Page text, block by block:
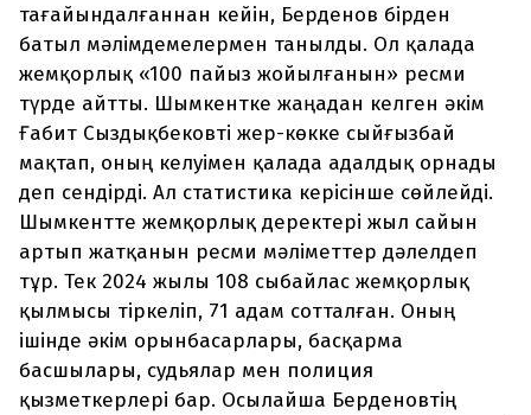
тағайындалғаннан кейін, Берденов бірден
батыл мәлімдемелермен танылды. Ол қалада
жемқорлық «100 пайыз жойылғанын» ресми
түрде айтты. Шымкентке жаңадан келген әкім
Ғабит Сыздықбековті жер-көкке сыйғызбай
мақтап, оның келуімен қалада адалдық орнады
деп сендірді. Ал статистика керісінше сөйлейді.
Шымкентте жемқорлық деректері жыл сайын
артып жатқанын ресми мәліметтер дәлелдеп
тұр. Тек 2024 жылы 108 сыбайлас жемқорлық
қылмысы тіркеліп, 71 адам сотталған. Оның
ішінде әкім орынбасарлары, басқарма
басшылары, судьялар мен полиция
қызметкерлері бар. Осылайша Берденовтің